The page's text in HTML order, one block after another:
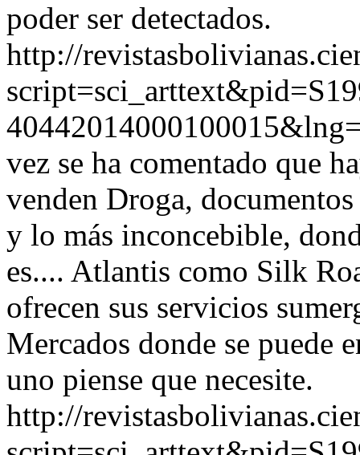
poder ser detectados.
http://
vez se ha comentado que
venden Droga,
y lo más inconcebible,
es.... Atlantis como Silk
ofrecen sus servicios
Mercados donde se puede
uno piense que necesite.
http://